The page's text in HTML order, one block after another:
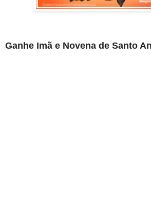
Ganhe Imã e Novena de Santo